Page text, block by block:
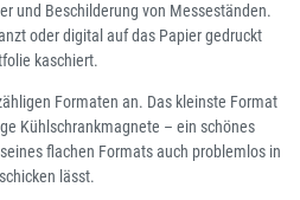
und Beschilderung von Messeständen.
oder digital auf das Papier gedruckt
kaschiert.
Formaten an. Das kleinste Format
Kühlschrankmagnete – ein schönes
flachen Formats auch problemlos in
lässt.